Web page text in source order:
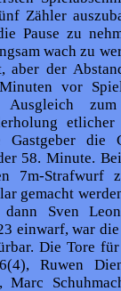
Zähler
Pause zu
wach zu
der
vor
Ausgleich
die
58. Minute.
7m-Strafwurf
gemacht
Sven
einwarf, war
Die Tore
Ruwen